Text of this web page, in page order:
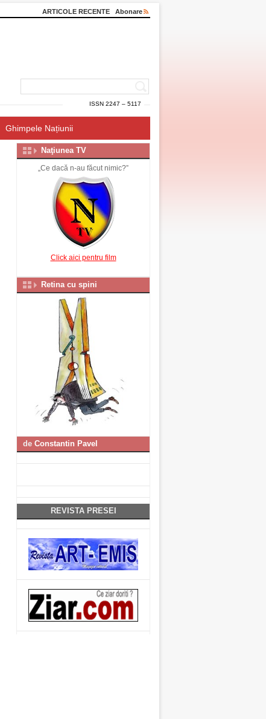
ARTICOLE RECENTE Abonare
ISSN 2247 – 5117
Ghimpele Națiunii
Naţiunea TV
„Ce dacă n-au făcut nimic?”
Click aici pentru film
Retina cu spini
de Constantin Pavel
REVISTA PRESEI